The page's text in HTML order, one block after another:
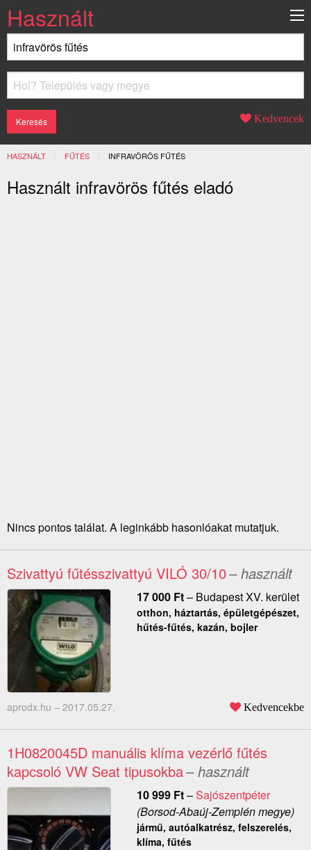
Használt
Kedvencek
HASZNÁLT FŰTÉS JELENLEGI:
INFRAVÖRÖS FŰTÉS
Használt infravörös fűtés eladó
Nincs pontos találat. A leginkább hasonlóakat mutatjuk.
Szivattyú fűtésszivattyú VILÓ 30/10– használt
17 000 Ft– Budapest XV. kerület
otthon, háztartás, épületgépészet,
hűtés-fűtés, kazán, bojler
aprodx.hu – 2017.05.27. Kedvencekbe
1H0820045D manuális klíma vezérlő fűtés
kapcsoló VW Seat tipusokba– használt
10 999 Ft–Sajószentpéter
(Borsod-Abaúj-Zemplén megye)
jármű, autóalkatrész, felszerelés,
klíma, fűtés